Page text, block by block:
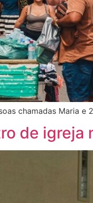
chamadas Maria e
de igreja